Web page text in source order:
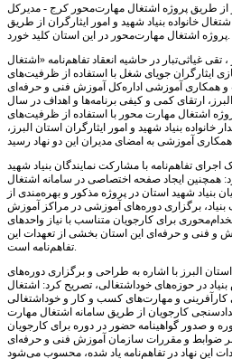
از طریق پروژه اشتغال مهارت‌محور کرج - مدیرکل
خانواده بنیاد شهید و امور ایثارگران از طریق
پروژه اشتغال مهارت‌محور در این استان کلید خورد.
تقی غیاثی‌تبار در حاشیه انعقاد تفاهم‌نامه «اشتغال
ایثارگران جویای شغل با استفاده از ظرفیت‌های
همکاری آموزشی اداره‌کل آموزش فنی و حرفه‌ای
البرز، ارتقای کمی و کیفی برنامه‌ها و اهداف در سال
اشتغال مهارت محور با استفاده از ظرفیت‌های
خانواده بنیاد شهید و امور ایثارگران استان البرز،
تفاهم‌نامه با مشارکت نمایندگان بنیاد شهید
همچنین ایجاد صفحه اختصاصی در سامانه اشتغال
بنیاد شهید استان در پروژه مذکور و بهره‌مندی از
برگزاری دوره‌های آموزشی در مراکز آموزش
برای کارجویان متناسب با نیاز واحدهای
و فنی و حرفه‌ای این استان بخشی از تعهدات این
تفاهم‌نامه است.
البرز با اشاره به طراحی و برگزاری دوره‌های
در حوزه‌های خوداشتغالی، تصریح کرد: اشتغال
و مهارت‌های کسب و کار و خوداشتغالی
کارجویان از طریق سامانه اشتغال مهارت
و صدور گواهینامه حضور در دوره برای کارجویان
ضوابط و مقررات سازمان آموزش فنی و حرفه‌ای